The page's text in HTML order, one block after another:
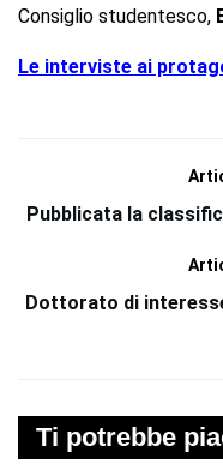
Consiglio studentesco,
Le interviste ai
Pubblicata la
Dottorato di
Ti potrebbe